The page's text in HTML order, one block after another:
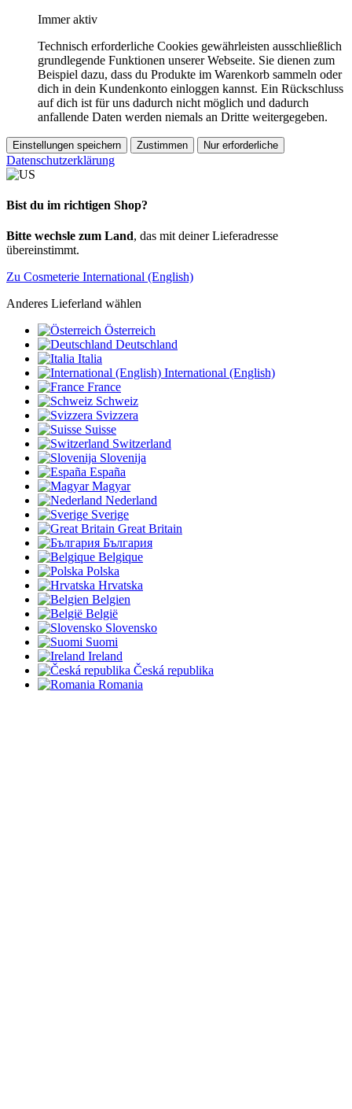
Immer aktiv
Technisch erforderliche Cookies gewährleisten ausschließlich
grundlegende Funktionen unserer Webseite. Sie dienen zum
Beispiel dazu, dass du Produkte im Warenkorb sammeln oder
dich in dein Kundenkonto einloggen kannst. Ein Rückschluss
auf dich ist für uns dadurch nicht möglich und dadurch
anfallende Daten werden niemals an Dritte weitergegeben.
Einstellungen speichern Zustimmen Nur erforderliche
Datenschutzerklärung
Bist du im richtigen Shop?
Bitte wechsle zum Land, das mit deiner Lieferadresse
übereinstimmt.
Zu Cosmeterie International (English)
Anderes Lieferland wählen
Österreich
Deutschland
Italia
International (English)
France
Schweiz
Svizzera
Suisse
Switzerland
Slovenija
España
Magyar
Nederland
Sverige
Great Britain
България
Belgique
Polska
Hrvatska
Belgien
België
Slovensko
Suomi
Ireland
Česká republika
Romania